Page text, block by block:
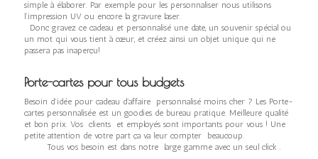
simple à élaborer. Par exemple pour les personnaliser nous utilisons
l’impression UV ou encore la gravure laser.
Donc gravez ce cadeau et personnalisé une date, un souvenir spécial ou
un mot qui vous tient à cœur, et créez ainsi un objet unique qui ne
passera pas inaperçu!
Porte-cartes pour tous budgets
Besoin d’idée pour cadeau d’affaire personnalisé moins cher ? Les Porte-
cartes personnalisée est un goodies de bureau pratique. Meilleure qualité
et bon prix. Vos clients et employés sont importants pour vous ! Une
petite attention de votre part ça va leur compter beaucoup.
Tous vos besoin est dans notre large gamme avec un seul click .